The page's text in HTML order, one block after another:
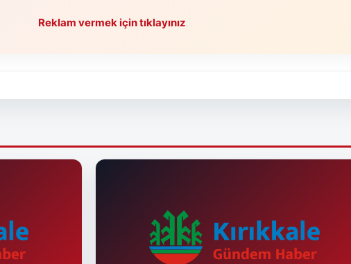
Reklam vermek için tıklayınız